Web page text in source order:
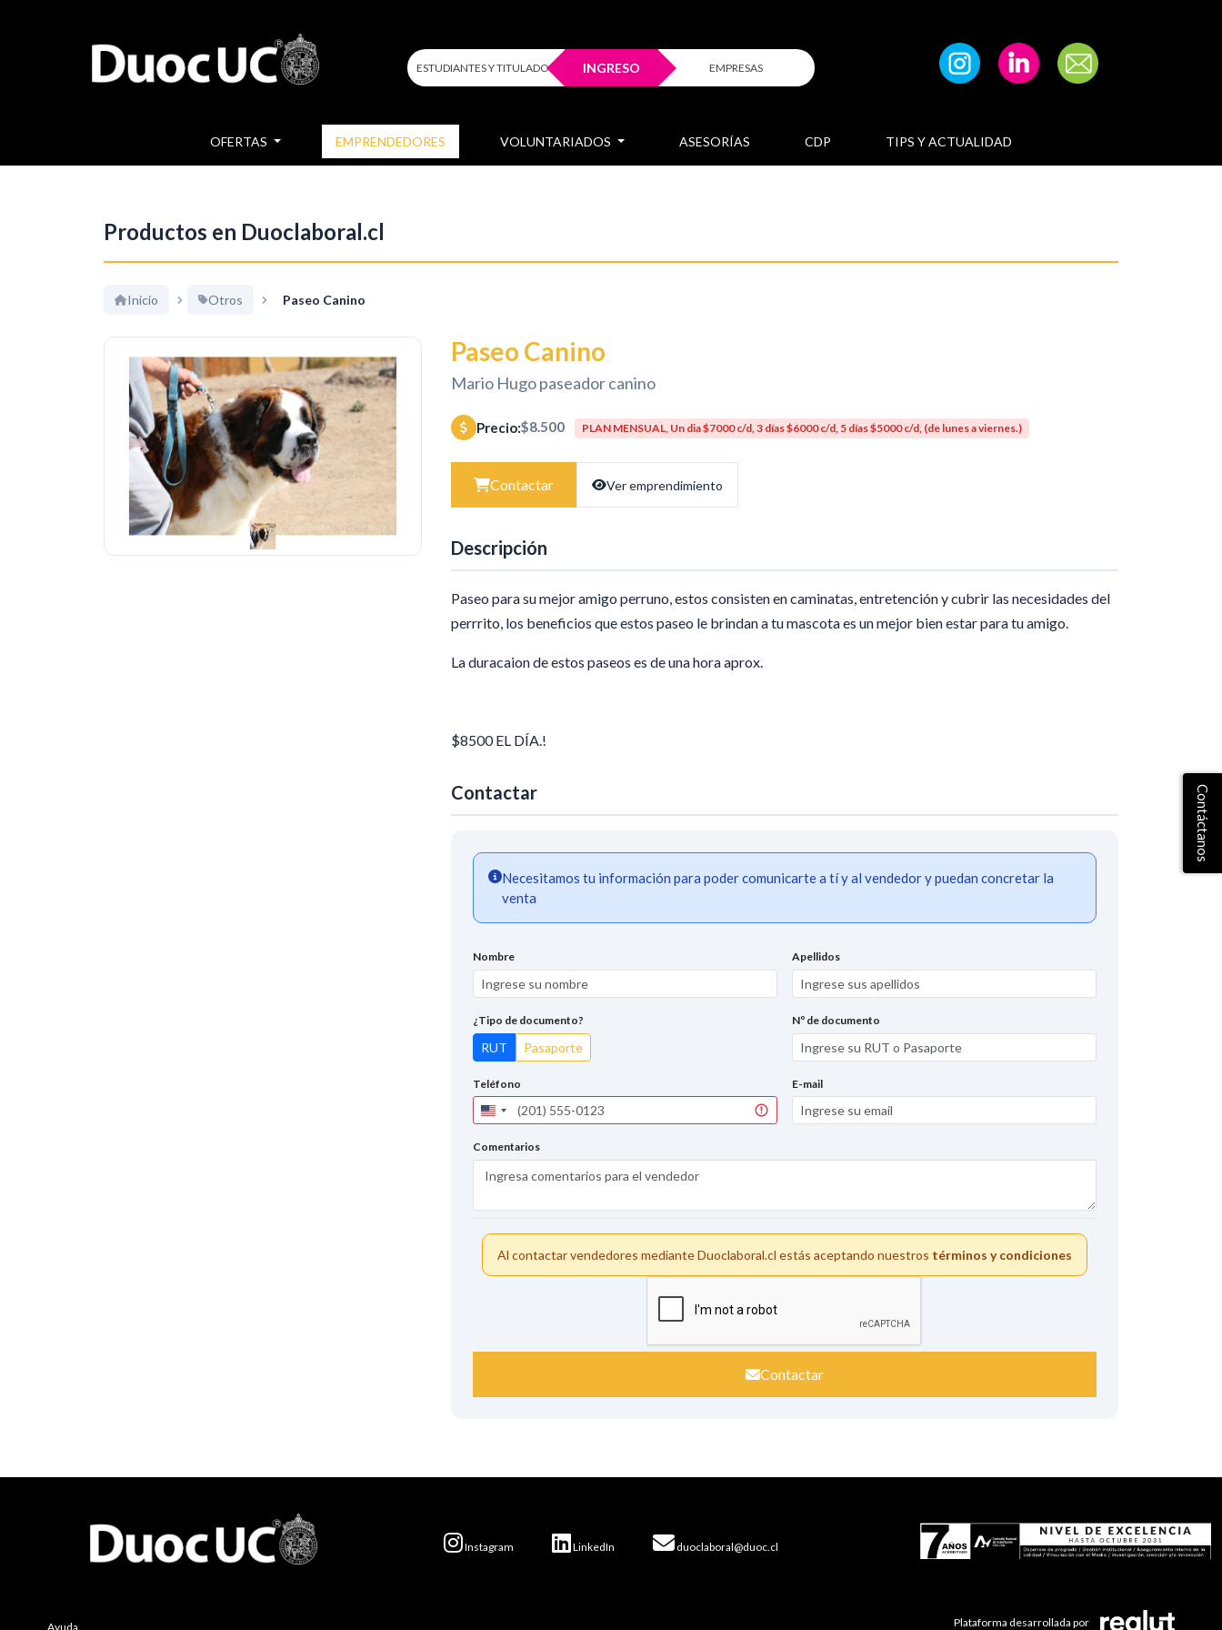
ESTUDIANTES Y TITULADOS INGRESO EMPRESAS
OFERTAS EMPRENDEDORES VOLUNTARIADOS ASESORÍAS CDP TIPS Y ACTUALIDAD
Productos en Duoclaboral.cl
Inicio Otros Paseo Canino
Paseo Canino
Mario Hugo paseador canino
Precio:$8.500 PLAN MENSUAL, Un dia $7000 c/d, 3 días $6000 c/d, 5 días $5000 c/d, (de lunes a viernes.)
Contactar Ver emprendimiento
Descripción
Paseo para su mejor amigo perruno, estos consisten en caminatas, entretención y cubrir las necesidades del
perrrito, los beneficios que estos paseo le brindan a tu mascota es un mejor bien estar para tu amigo.
La duracaion de estos paseos es de una hora aprox.
$8500 EL DÍA.!
Contactar
Necesitamos tu información para poder comunicarte a tí y al vendedor y puedan concretar la
venta
Nombre Apellidos
¿Tipo de documento?
RUT Pasaporte
Nº de documento
Teléfono
United
+1
E-mail
Comentarios
Al contactar vendedores mediante Duoclaboral.cl estás aceptando nuestros términos y condiciones
Contactar
Instagram LinkedIn duoclaboral@duoc.cl
Ayuda Plataforma desarrollada por
Contáctanos